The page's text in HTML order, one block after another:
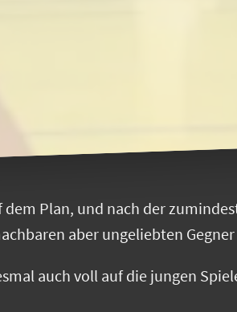
dem Plan, und nach der
aber ungeliebten
auch voll auf die jungen